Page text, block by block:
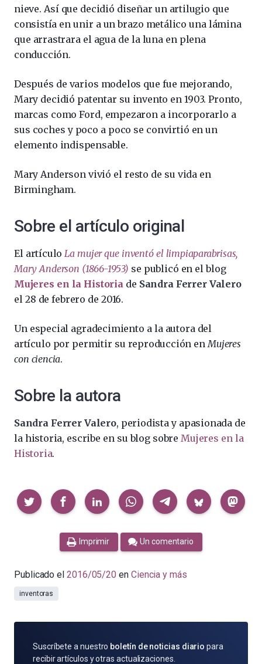
nieve. Así que decidió diseñar un artilugio que
consistía en unir a un brazo metálico una lámina
que arrastrara el agua de la luna en plena
conducción.
Después de varios modelos que fue mejorando,
Mary decidió patentar su invento en 1903. Pronto,
marcas como Ford, empezaron a incorporarlo a
sus coches y poco a poco se convirtió en un
elemento indispensable.
Mary Anderson vivió el resto de su vida en
Birmingham.
Sobre el artículo original
El artículoLa mujer que inventó el limpiaparabrisas,
Mary Anderson (1866-1953) se publicó en el blog
Mujeres en la Historiade Sandra Ferrer Valero
el 28 de febrero de 2016.
Un especial agradecimiento a la autora del
artículo por permitir su reproducción enMujeres
con ciencia.
Sobre la autora
Sandra Ferrer Valero, periodista y apasionada de
la historia, escribe en su blog sobreMujeres en la
Historia.
Compartir
Imprimir Un comentario
Publicado el 2016/05/20 en Ciencia y más
inventoras
SUSCRÍBETE
POR
Suscríbete a nuestro boletín de noticias diario para
recibir artículos y otras actualizaciones.